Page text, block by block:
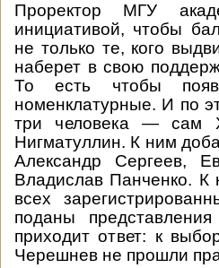
Проректор МГУ
инициативой, чтобы
не только те, кого
наберет в свою
То есть чтобы
номенклатурные. И по
три человека — сам
Нигматуллин. К ним
Александр Сергеев,
Владислав Панченко. К
всех
поданы
приходит ответ: к
Черешнев не прошли